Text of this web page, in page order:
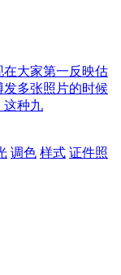
大家第一反映估
多张照片的时候
这种九
调色 样式 证件照